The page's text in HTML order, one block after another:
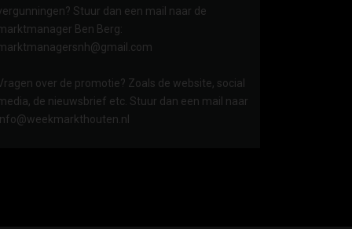
Stuur dan een mail naar de
Ben Berg:
over de promotie? Zoals de website, social
de nieuwsbrief etc. Stuur dan een mail naar